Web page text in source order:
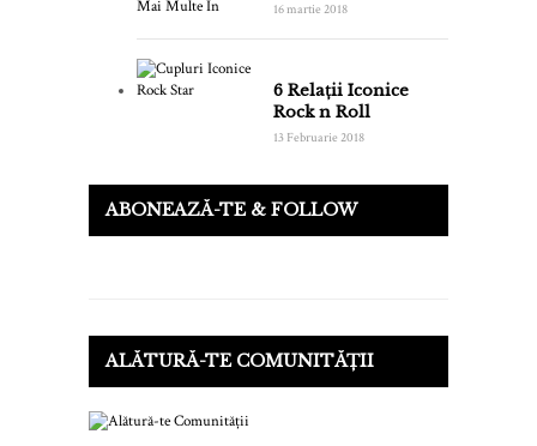
16 martie 2018
6 Relații Iconice
Rock n Roll
13 Februarie 2018
ABONEAZĂ-TE & FOLLOW
ALĂTURĂ-TE COMUNITĂȚII